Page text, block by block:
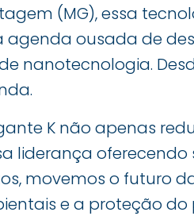
(MG), essa
agenda ousada de
nanotecnologia.
K não apenas
liderança
movemos o futuro
e a proteção do